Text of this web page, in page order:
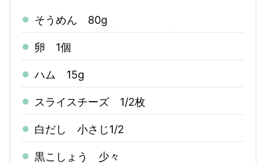
そうめん 80g
卵 1個
ハム 15g
スライスチーズ 1/2枚
白だし 小さじ1/2
黒こしょう 少々